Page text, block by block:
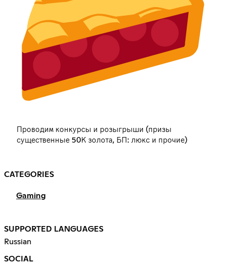
Проводим конкурсы и розыгрыши (призы
существенные 50К золота, БП: люкс и прочие)
CATEGORIES
Gaming
SUPPORTED LANGUAGES
Russian
SOCIAL